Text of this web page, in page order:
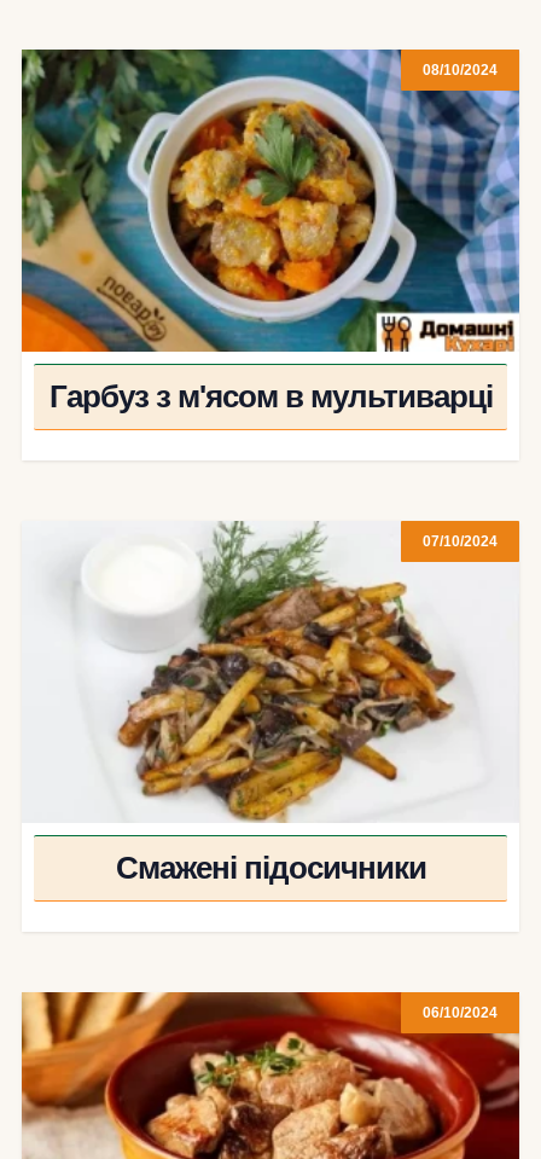
08/10/2024
Гарбуз з м'ясом в мультиварці
07/10/2024
Смажені підосичники
06/10/2024